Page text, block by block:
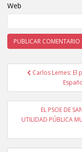
Web
Carlos Lemes: El
EL PSOE DE
UTILIDAD PÚBLICA